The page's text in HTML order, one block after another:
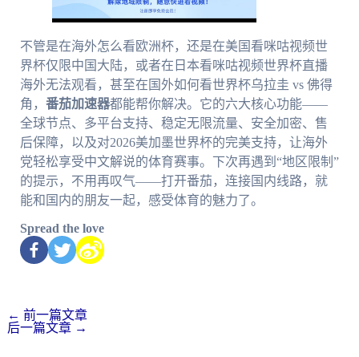
不管是在海外怎么看欧洲杯，还是在美国看咪咕视频世
界杯仅限中国大陆，或者在日本看咪咕视频世界杯直播
海外无法观看，甚至在国外如何看世界杯乌拉圭 vs 佛得
角， 番茄加速器都能帮你解决。它的六大核心功能——
全球节点、多平台支持、稳定无限流量、安全加密、售
后保障，以及对2026美加墨世界杯的完美支持，让海外
党轻松享受中文解说的体育赛事。下次再遇到“地区限制”
的提示，不用再叹气——打开番茄，连接国内线路，就
能和国内的朋友一起，感受体育的魅力了。
Spread the love
← 前一篇文章
后一篇文章 →